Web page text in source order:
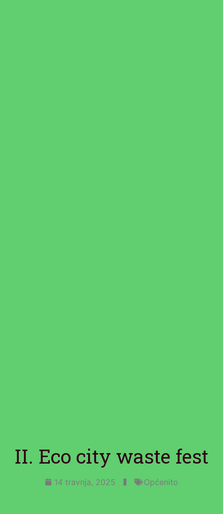
II. Eco city waste fest
14 travnja, 2025 Općenito